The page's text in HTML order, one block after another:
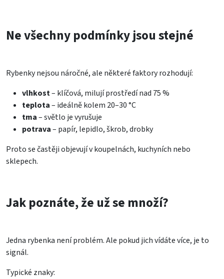
Ne všechny podmínky jsou stejné
Rybenky nejsou náročné, ale některé faktory rozhodují:
vlhkost– klíčová, milují prostředí nad 75 %
teplota– ideálně kolem 20–30 °C
tma– světlo je vyrušuje
potrava– papír, lepidlo, škrob, drobky
Proto se častěji objevují v koupelnách, kuchyních nebo
sklepech.
Jak poznáte, že už se množí?
Jedna rybenka není problém. Ale pokud jich vídáte více, je to
signál.
Typické znaky: